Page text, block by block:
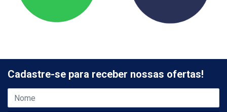
Cadastre-se para receber nossas ofertas!